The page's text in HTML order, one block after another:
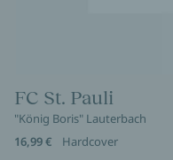
FC St. Pauli
"König Boris" Lauterbach
16,99 €
Hardcover